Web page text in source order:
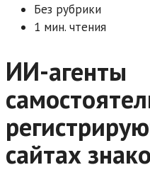
Без рубрики
1 мин. чтения
ИИ-агенты
сайтах